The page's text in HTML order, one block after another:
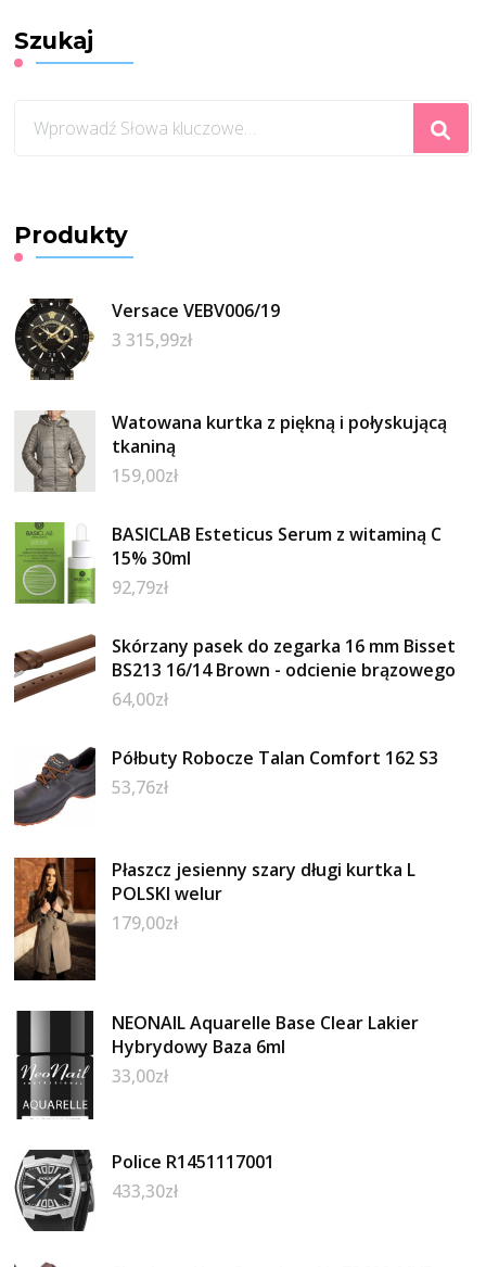
Szukaj
czegoś?
Produkty
Versace VEBV006/19
3 315,99zł
Watowana kurtka z piękną i połyskującą
tkaniną
159,00zł
BASICLAB Esteticus Serum z witaminą C
15% 30ml
92,79zł
Skórzany pasek do zegarka 16 mm Bisset
BS213 16/14 Brown - odcienie brązowego
64,00zł
Półbuty Robocze Talan Comfort 162 S3
53,76zł
Płaszcz jesienny szary długi kurtka L
POLSKI welur
179,00zł
NEONAIL Aquarelle Base Clear Lakier
Hybrydowy Baza 6ml
33,00zł
Police R1451117001
433,30zł